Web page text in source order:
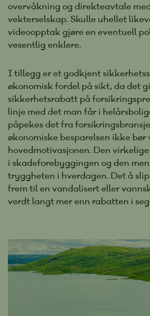
overvåkning og direkteavtale
vekterselskap. Skulle uhellet
videoopptak gjøre en eventuell
vesentlig enklere.
I tillegg er et godkjent
økonomisk fordel på sikt, da det
sikkerhetsrabatt på
linje med det man får i
påpekes det fra
økonomiske besparelsen ikke
hovedmotivasjonen. Den
i skadeforebyggingen og den
tryggheten i hverdagen. Det å
frem til en vandalisert eller
verdt langt mer enn rabatten i seg